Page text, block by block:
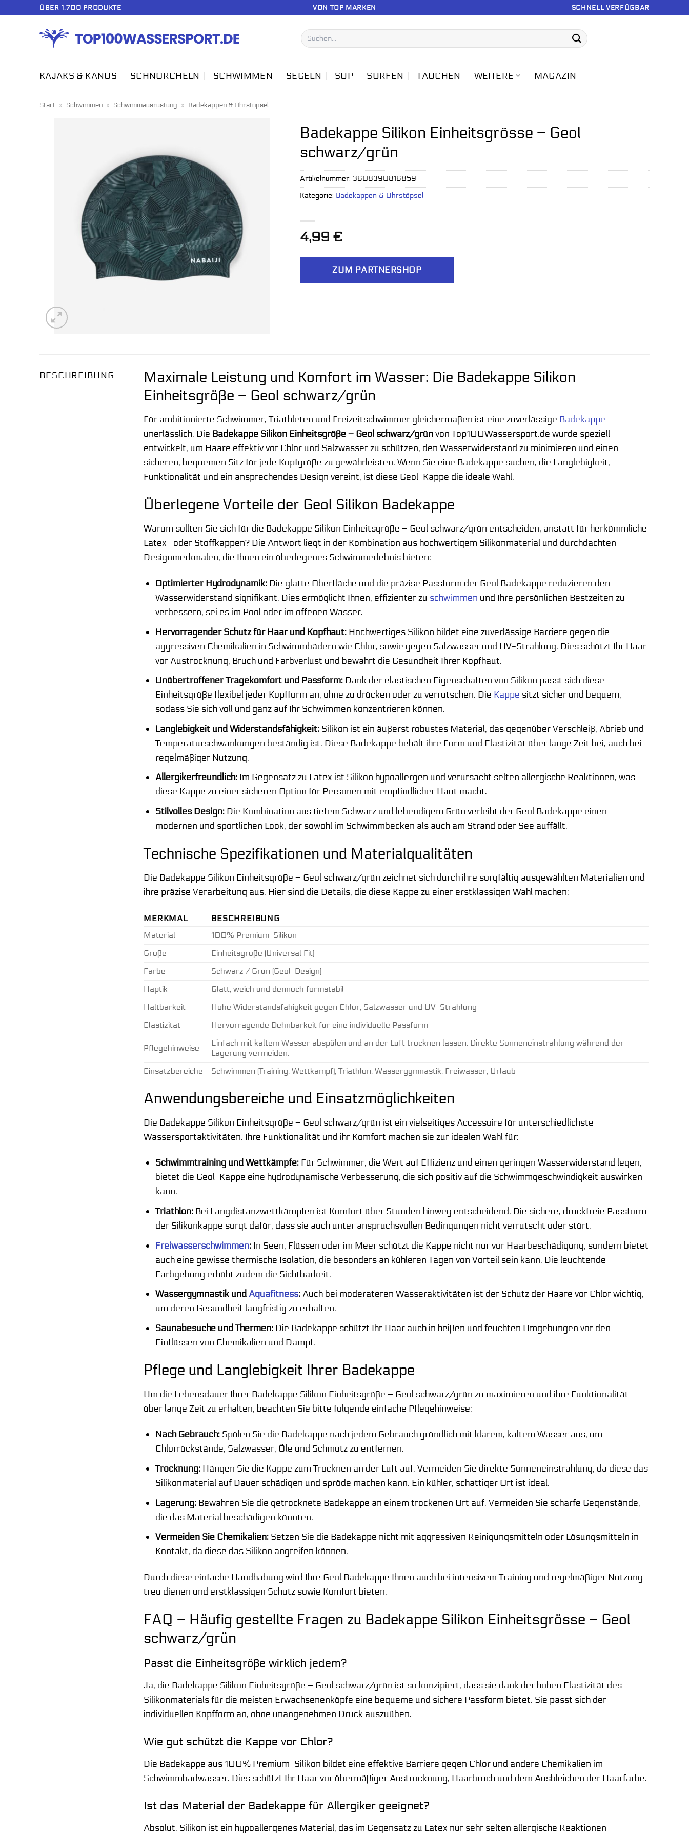
ÜBER 1.700 PRODUKTE VON TOP MARKEN SCHNELL VERFÜGBAR
Suchen
nach:
KAJAKS & KANUS SCHNORCHELN SCHWIMMEN SEGELN SUP SURFEN TAUCHEN WEITERE MAGAZIN
Start » Schwimmen » Schwimmausrüstung » Badekappen & Ohrstöpsel
Badekappe Silikon Einheitsgrösse – Geol
schwarz/grün
4,99€
ZUM PARTNERSHOP
Artikelnummer: 3608390816859
Kategorie: Badekappen & Ohrstöpsel
BESCHREIBUNG
Maximale Leistung und Komfort im Wasser: Die Badekappe Silikon
Einheitsgröße – Geol schwarz/grün
Für ambitionierte Schwimmer, Triathleten und Freizeitschwimmer gleichermaßen ist eine zuverlässige Badekappe
unerlässlich. Die Badekappe Silikon Einheitsgröße – Geol schwarz/grünvon Top100Wassersport.de wurde speziell
entwickelt, um Haare effektiv vor Chlor und Salzwasser zu schützen, den Wasserwiderstand zu minimieren und einen
sicheren, bequemen Sitz für jede Kopfgröße zu gewährleisten. Wenn Sie eine Badekappe suchen, die Langlebigkeit,
Funktionalität und ein ansprechendes Design vereint, ist diese Geol-Kappe die ideale Wahl.
Überlegene Vorteile der Geol Silikon Badekappe
Warum sollten Sie sich für die Badekappe Silikon Einheitsgröße – Geol schwarz/grün entscheiden, anstatt für herkömmliche
Latex- oder Stoffkappen? Die Antwort liegt in der Kombination aus hochwertigem Silikonmaterial und durchdachten
Designmerkmalen, die Ihnen ein überlegenes Schwimmerlebnis bieten:
Optimierter Hydrodynamik: Die glatte Oberfläche und die präzise Passform der Geol Badekappe reduzieren den
Wasserwiderstand signifikant. Dies ermöglicht Ihnen, effizienter zu schwimmen und Ihre persönlichen Bestzeiten zu
verbessern, sei es im Pool oder im offenen Wasser.
Hervorragender Schutz für Haar und Kopfhaut: Hochwertiges Silikon bildet eine zuverlässige Barriere gegen die
aggressiven Chemikalien in Schwimmbädern wie Chlor, sowie gegen Salzwasser und UV-Strahlung. Dies schützt Ihr Haar
vor Austrocknung, Bruch und Farbverlust und bewahrt die Gesundheit Ihrer Kopfhaut.
Unübertroffener Tragekomfort und Passform: Dank der elastischen Eigenschaften von Silikon passt sich diese
Einheitsgröße flexibel jeder Kopfform an, ohne zu drücken oder zu verrutschen. Die Kappe sitzt sicher und bequem,
sodass Sie sich voll und ganz auf Ihr Schwimmen konzentrieren können.
Langlebigkeit und Widerstandsfähigkeit: Silikon ist ein äußerst robustes Material, das gegenüber Verschleiß, Abrieb und
Temperaturschwankungen beständig ist. Diese Badekappe behält ihre Form und Elastizität über lange Zeit bei, auch bei
regelmäßiger Nutzung.
Allergikerfreundlich: Im Gegensatz zu Latex ist Silikon hypoallergen und verursacht selten allergische Reaktionen, was
diese Kappe zu einer sicheren Option für Personen mit empfindlicher Haut macht.
Stilvolles Design: Die Kombination aus tiefem Schwarz und lebendigem Grün verleiht der Geol Badekappe einen
modernen und sportlichen Look, der sowohl im Schwimmbecken als auch am Strand oder See auffällt.
Technische Spezifikationen und Materialqualitäten
Die Badekappe Silikon Einheitsgröße – Geol schwarz/grün zeichnet sich durch ihre sorgfältig ausgewählten Materialien und
ihre präzise Verarbeitung aus. Hier sind die Details, die diese Kappe zu einer erstklassigen Wahl machen:
MERKMAL
BESCHREIBUNG
Material
100% Premium-Silikon
Größe
Einheitsgröße (Universal Fit)
Farbe
Schwarz / Grün (Geol-Design)
Haptik
Glatt, weich und dennoch formstabil
Haltbarkeit
Hohe Widerstandsfähigkeit gegen Chlor, Salzwasser und UV-Strahlung
Elastizität
Hervorragende Dehnbarkeit für eine individuelle Passform
Pflegehinweise
Einfach mit kaltem Wasser abspülen und an der Luft trocknen lassen. Direkte Sonneneinstrahlung während der
Lagerung vermeiden.
Einsatzbereiche
Schwimmen (Training, Wettkampf), Triathlon, Wassergymnastik, Freiwasser, Urlaub
Anwendungsbereiche und Einsatzmöglichkeiten
Die Badekappe Silikon Einheitsgröße – Geol schwarz/grün ist ein vielseitiges Accessoire für unterschiedlichste
Wassersportaktivitäten. Ihre Funktionalität und ihr Komfort machen sie zur idealen Wahl für:
Schwimmtraining und Wettkämpfe: Für Schwimmer, die Wert auf Effizienz und einen geringen Wasserwiderstand legen,
bietet die Geol-Kappe eine hydrodynamische Verbesserung, die sich positiv auf die Schwimmgeschwindigkeit auswirken
kann.
Triathlon: Bei Langdistanzwettkämpfen ist Komfort über Stunden hinweg entscheidend. Die sichere, druckfreie Passform
der Silikonkappe sorgt dafür, dass sie auch unter anspruchsvollen Bedingungen nicht verrutscht oder stört.
Freiwasserschwimmen: In Seen, Flüssen oder im Meer schützt die Kappe nicht nur vor Haarbeschädigung, sondern bietet
auch eine gewisse thermische Isolation, die besonders an kühleren Tagen von Vorteil sein kann. Die leuchtende
Farbgebung erhöht zudem die Sichtbarkeit.
Wassergymnastik und Aquafitness: Auch bei moderateren Wasseraktivitäten ist der Schutz der Haare vor Chlor wichtig,
um deren Gesundheit langfristig zu erhalten.
Saunabesuche und Thermen: Die Badekappe schützt Ihr Haar auch in heißen und feuchten Umgebungen vor den
Einflüssen von Chemikalien und Dampf.
Pflege und Langlebigkeit Ihrer Badekappe
Um die Lebensdauer Ihrer Badekappe Silikon Einheitsgröße – Geol schwarz/grün zu maximieren und ihre Funktionalität
über lange Zeit zu erhalten, beachten Sie bitte folgende einfache Pflegehinweise:
Nach Gebrauch: Spülen Sie die Badekappe nach jedem Gebrauch gründlich mit klarem, kaltem Wasser aus, um
Chlorrückstände, Salzwasser, Öle und Schmutz zu entfernen.
Trocknung: Hängen Sie die Kappe zum Trocknen an der Luft auf. Vermeiden Sie direkte Sonneneinstrahlung, da diese das
Silikonmaterial auf Dauer schädigen und spröde machen kann. Ein kühler, schattiger Ort ist ideal.
Lagerung: Bewahren Sie die getrocknete Badekappe an einem trockenen Ort auf. Vermeiden Sie scharfe Gegenstände,
die das Material beschädigen könnten.
Vermeiden Sie Chemikalien: Setzen Sie die Badekappe nicht mit aggressiven Reinigungsmitteln oder Lösungsmitteln in
Kontakt, da diese das Silikon angreifen können.
Durch diese einfache Handhabung wird Ihre Geol Badekappe Ihnen auch bei intensivem Training und regelmäßiger Nutzung
treu dienen und erstklassigen Schutz sowie Komfort bieten.
FAQ – Häufig gestellte Fragen zu Badekappe Silikon Einheitsgrösse – Geol
schwarz/grün
Passt die Einheitsgröße wirklich jedem?
Ja, die Badekappe Silikon Einheitsgröße – Geol schwarz/grün ist so konzipiert, dass sie dank der hohen Elastizität des
Silikonmaterials für die meisten Erwachsenenköpfe eine bequeme und sichere Passform bietet. Sie passt sich der
individuellen Kopfform an, ohne unangenehmen Druck auszuüben.
Wie gut schützt die Kappe vor Chlor?
Die Badekappe aus 100% Premium-Silikon bildet eine effektive Barriere gegen Chlor und andere Chemikalien im
Schwimmbadwasser. Dies schützt Ihr Haar vor übermäßiger Austrocknung, Haarbruch und dem Ausbleichen der Haarfarbe.
Ist das Material der Badekappe für Allergiker geeignet?
Absolut. Silikon ist ein hypoallergenes Material, das im Gegensatz zu Latex nur sehr selten allergische Reaktionen